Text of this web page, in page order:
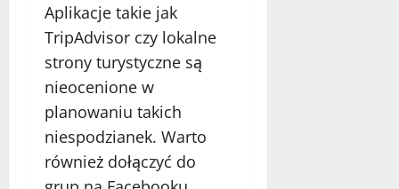
Aplikacje takie jak
TripAdvisor czy lokalne
strony turystyczne są
nieocenione w
planowaniu takich
niespodzianek. Warto
również dołączyć do